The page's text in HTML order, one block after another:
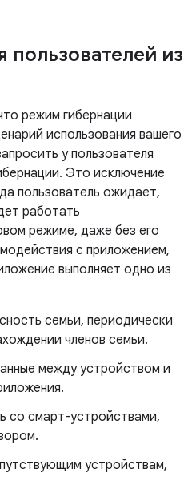
пользователей из
режим гибернации
использования вашего
у пользователя
Это исключение
пользователь ожидает,
работать
режиме, даже без его
с приложением,
выполняет одно из
семьи, периодически
членов семьи.
между устройством и
со смарт-устройствами,
устройствам,